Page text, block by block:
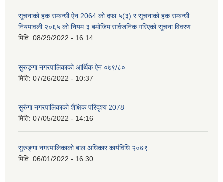
सूचनाको हक सम्बन्धी ऐन 2064 को दफा ५(३) र सूचनाको हक सम्बन्धी
नियमावली २०६५ को नियम ३ बमोजिम सार्वजनिक गरिएको सूचना विवरण
मिति: 08/29/2022 - 16:14
सुरुङ्गा नगरपालिकाको आर्थिक ऐन ०७९/८०
मिति: 07/26/2022 - 10:37
सुरुंगा नगरपालिकाको शैक्षिक परिदृश्य 2078
मिति: 07/05/2022 - 14:16
सुरुङ्गा नगरपालिकाको बाल अधिकार कार्यविधि २०७९
मिति: 06/01/2022 - 16:30